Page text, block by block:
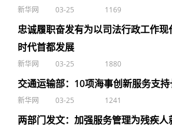
新华网 03-25 1169
忠诚履职奋发有为以司法行政工作
时代首都发展
新华网 03-25 1880
交通运输部：10项海事创新服务支
新华网 03-25 1241
两部门发文：加强服务管理为残疾人